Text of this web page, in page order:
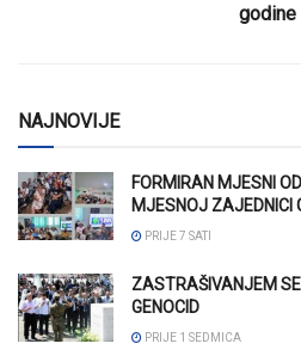
godine
NAJNOVIJE
FORMIRAN MJESNI
MJESNOJ ZAJEDNICI
PRIJE 7 SATI
ZASTRAŠIVANJEM
GENOCID
PRIJE 1 SEDMICA